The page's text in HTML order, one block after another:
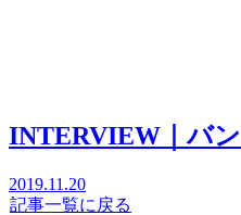
INTERVIEW｜バ
2019.11.20
記事一覧に戻る